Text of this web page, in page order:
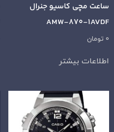
ساعت مچی کاسیو جنرال
AMW-870-1AVDF
0 تومان
اطلاعات بیشتر